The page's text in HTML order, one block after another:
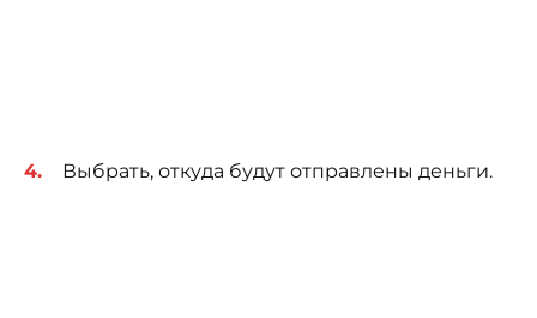
Выбрать, откуда будут отправлены деньги.